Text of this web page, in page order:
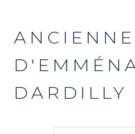
DARDILLY